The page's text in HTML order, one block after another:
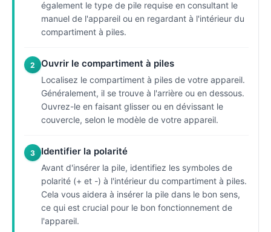
également le type de pile requise en consultant le
manuel de l'appareil ou en regardant à l'intérieur du
compartiment à piles.
2 Ouvrir le compartiment à piles
Localisez le compartiment à piles de votre appareil.
Généralement, il se trouve à l'arrière ou en dessous.
Ouvrez-le en faisant glisser ou en dévissant le
couvercle, selon le modèle de votre appareil.
3 Identifier la polarité
Avant d'insérer la pile, identifiez les symboles de
polarité (+ et -) à l'intérieur du compartiment à piles.
Cela vous aidera à insérer la pile dans le bon sens,
ce qui est crucial pour le bon fonctionnement de
l'appareil.